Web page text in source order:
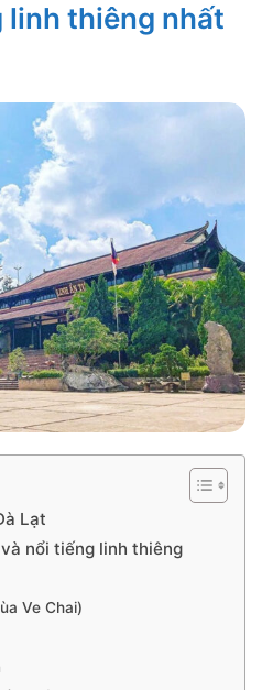
linh thiêng nhất
Lạt
nổi tiếng linh thiêng
Ve Chai)